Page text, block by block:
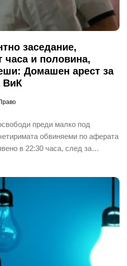
заседание,
и половина,
Домашен арест за
ВиК
преди малко под
обвиняеми по аферата
в 22:30 часа, след за…